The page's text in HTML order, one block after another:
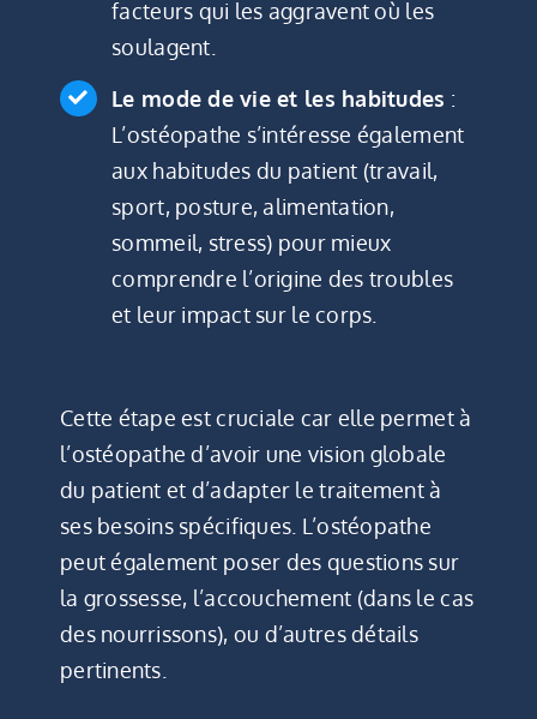
facteurs qui les aggravent où les
soulagent.
Le mode de vie et les habitudes :
L’ostéopathe s’intéresse également
aux habitudes du patient (travail,
sport, posture, alimentation,
sommeil, stress) pour mieux
comprendre l’origine des troubles
et leur impact sur le corps.
Cette étape est cruciale car elle permet à
l’ostéopathe d’avoir une vision globale
du patient et d’adapter le traitement à
ses besoins spécifiques. L’ostéopathe
peut également poser des questions sur
la grossesse, l’accouchement (dans le cas
des nourrissons), ou d’autres détails
pertinents.